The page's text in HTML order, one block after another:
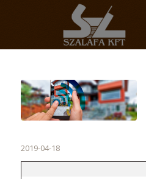
2019-04-18